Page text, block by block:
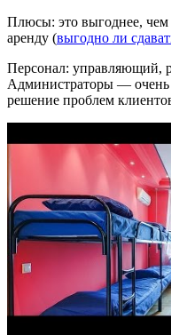
Плюсы: это выгоднее, чем
аренду (выгодно ли
Персонал: управляющий,
Администраторы — очень
решение проблем